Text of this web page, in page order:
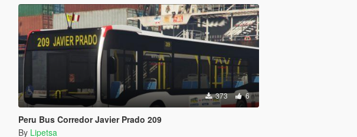
373 6
Peru Bus Corredor Javier Prado 209
By Lipetsa